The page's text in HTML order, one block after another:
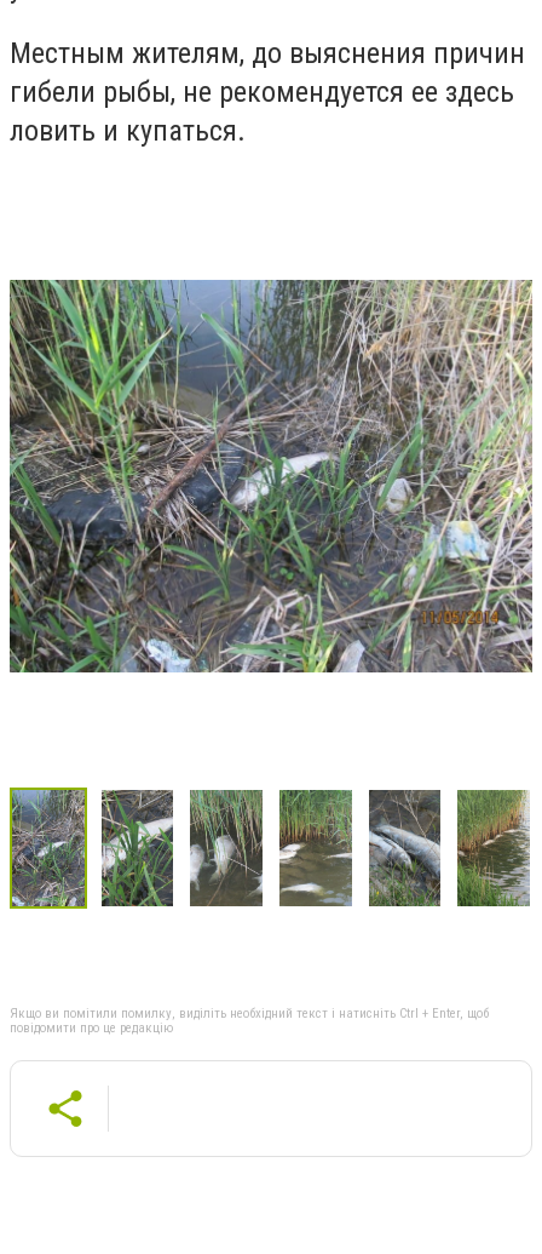
Местным жителям, до выяснения причин
гибели рыбы, не рекомендуется ее здесь
ловить и купаться.
Якщо ви помітили помилку, виділіть необхідний текст і натисніть Ctrl + Enter, щоб
повідомити про це редакцію